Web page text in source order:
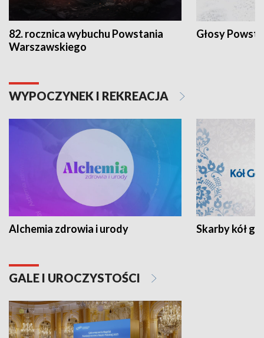
82. rocznica wybuchu Powstania
Warszawskiego
Głosy
WYPOCZYNEK I REKREACJA
Alchemia zdrowia i urody Skarby kół
GALE I UROCZYSTOŚCI